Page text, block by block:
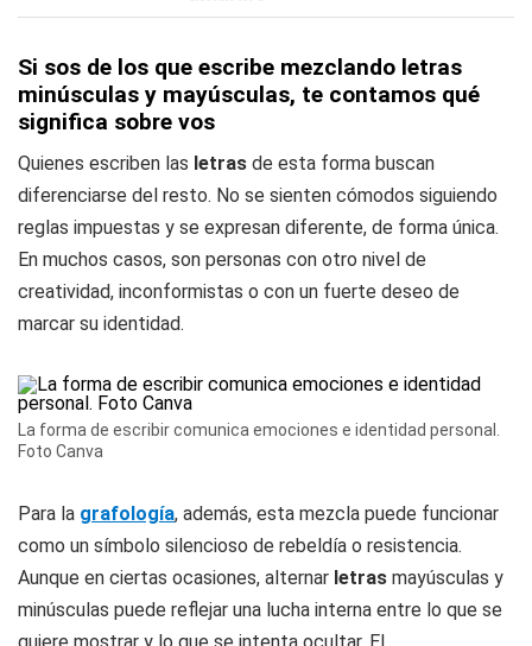
Si sos de los que escribe mezclando letras
minúsculas y mayúsculas, te contamos qué
significa sobre vos
Quienes escriben las letras de esta forma buscan
diferenciarse del resto. No se sienten cómodos siguiendo
reglas impuestas y se expresan diferente, de forma única.
En muchos casos, son personas con otro nivel de
creatividad, inconformistas o con un fuerte deseo de
marcar su identidad.
La forma de escribir comunica emociones e identidad personal.
Foto Canva
Para la grafología, además, esta mezcla puede funcionar
como un símbolo silencioso de rebeldía o resistencia.
Aunque en ciertas ocasiones, alternar letras mayúsculas y
minúsculas puede reflejar una lucha interna entre lo que se